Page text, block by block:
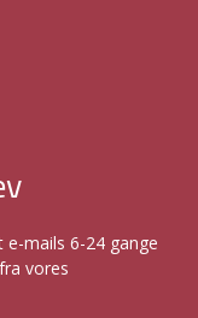
mails 6-24 gange
vores